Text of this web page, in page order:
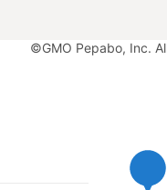
©GMO Pepabo, Inc.